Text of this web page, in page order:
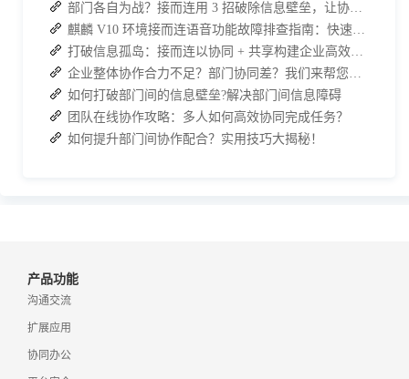
部门各自为战？接而连用 3 招破除信息壁垒，让协作效率翻倍
麒麟 V10 环境接而连语音功能故障排查指南：快速恢复高效协作
打破信息孤岛：接而连以协同 + 共享构建企业高效办公生态
企业整体协作合力不足？部门协同差？我们来帮您攻破！
如何打破部门间的信息壁垒?解决部门间信息障碍
团队在线协作攻略：多人如何高效协同完成任务？
如何提升部门间协作配合？实用技巧大揭秘！
产品功能
沟通交流
扩展应用
协同办公